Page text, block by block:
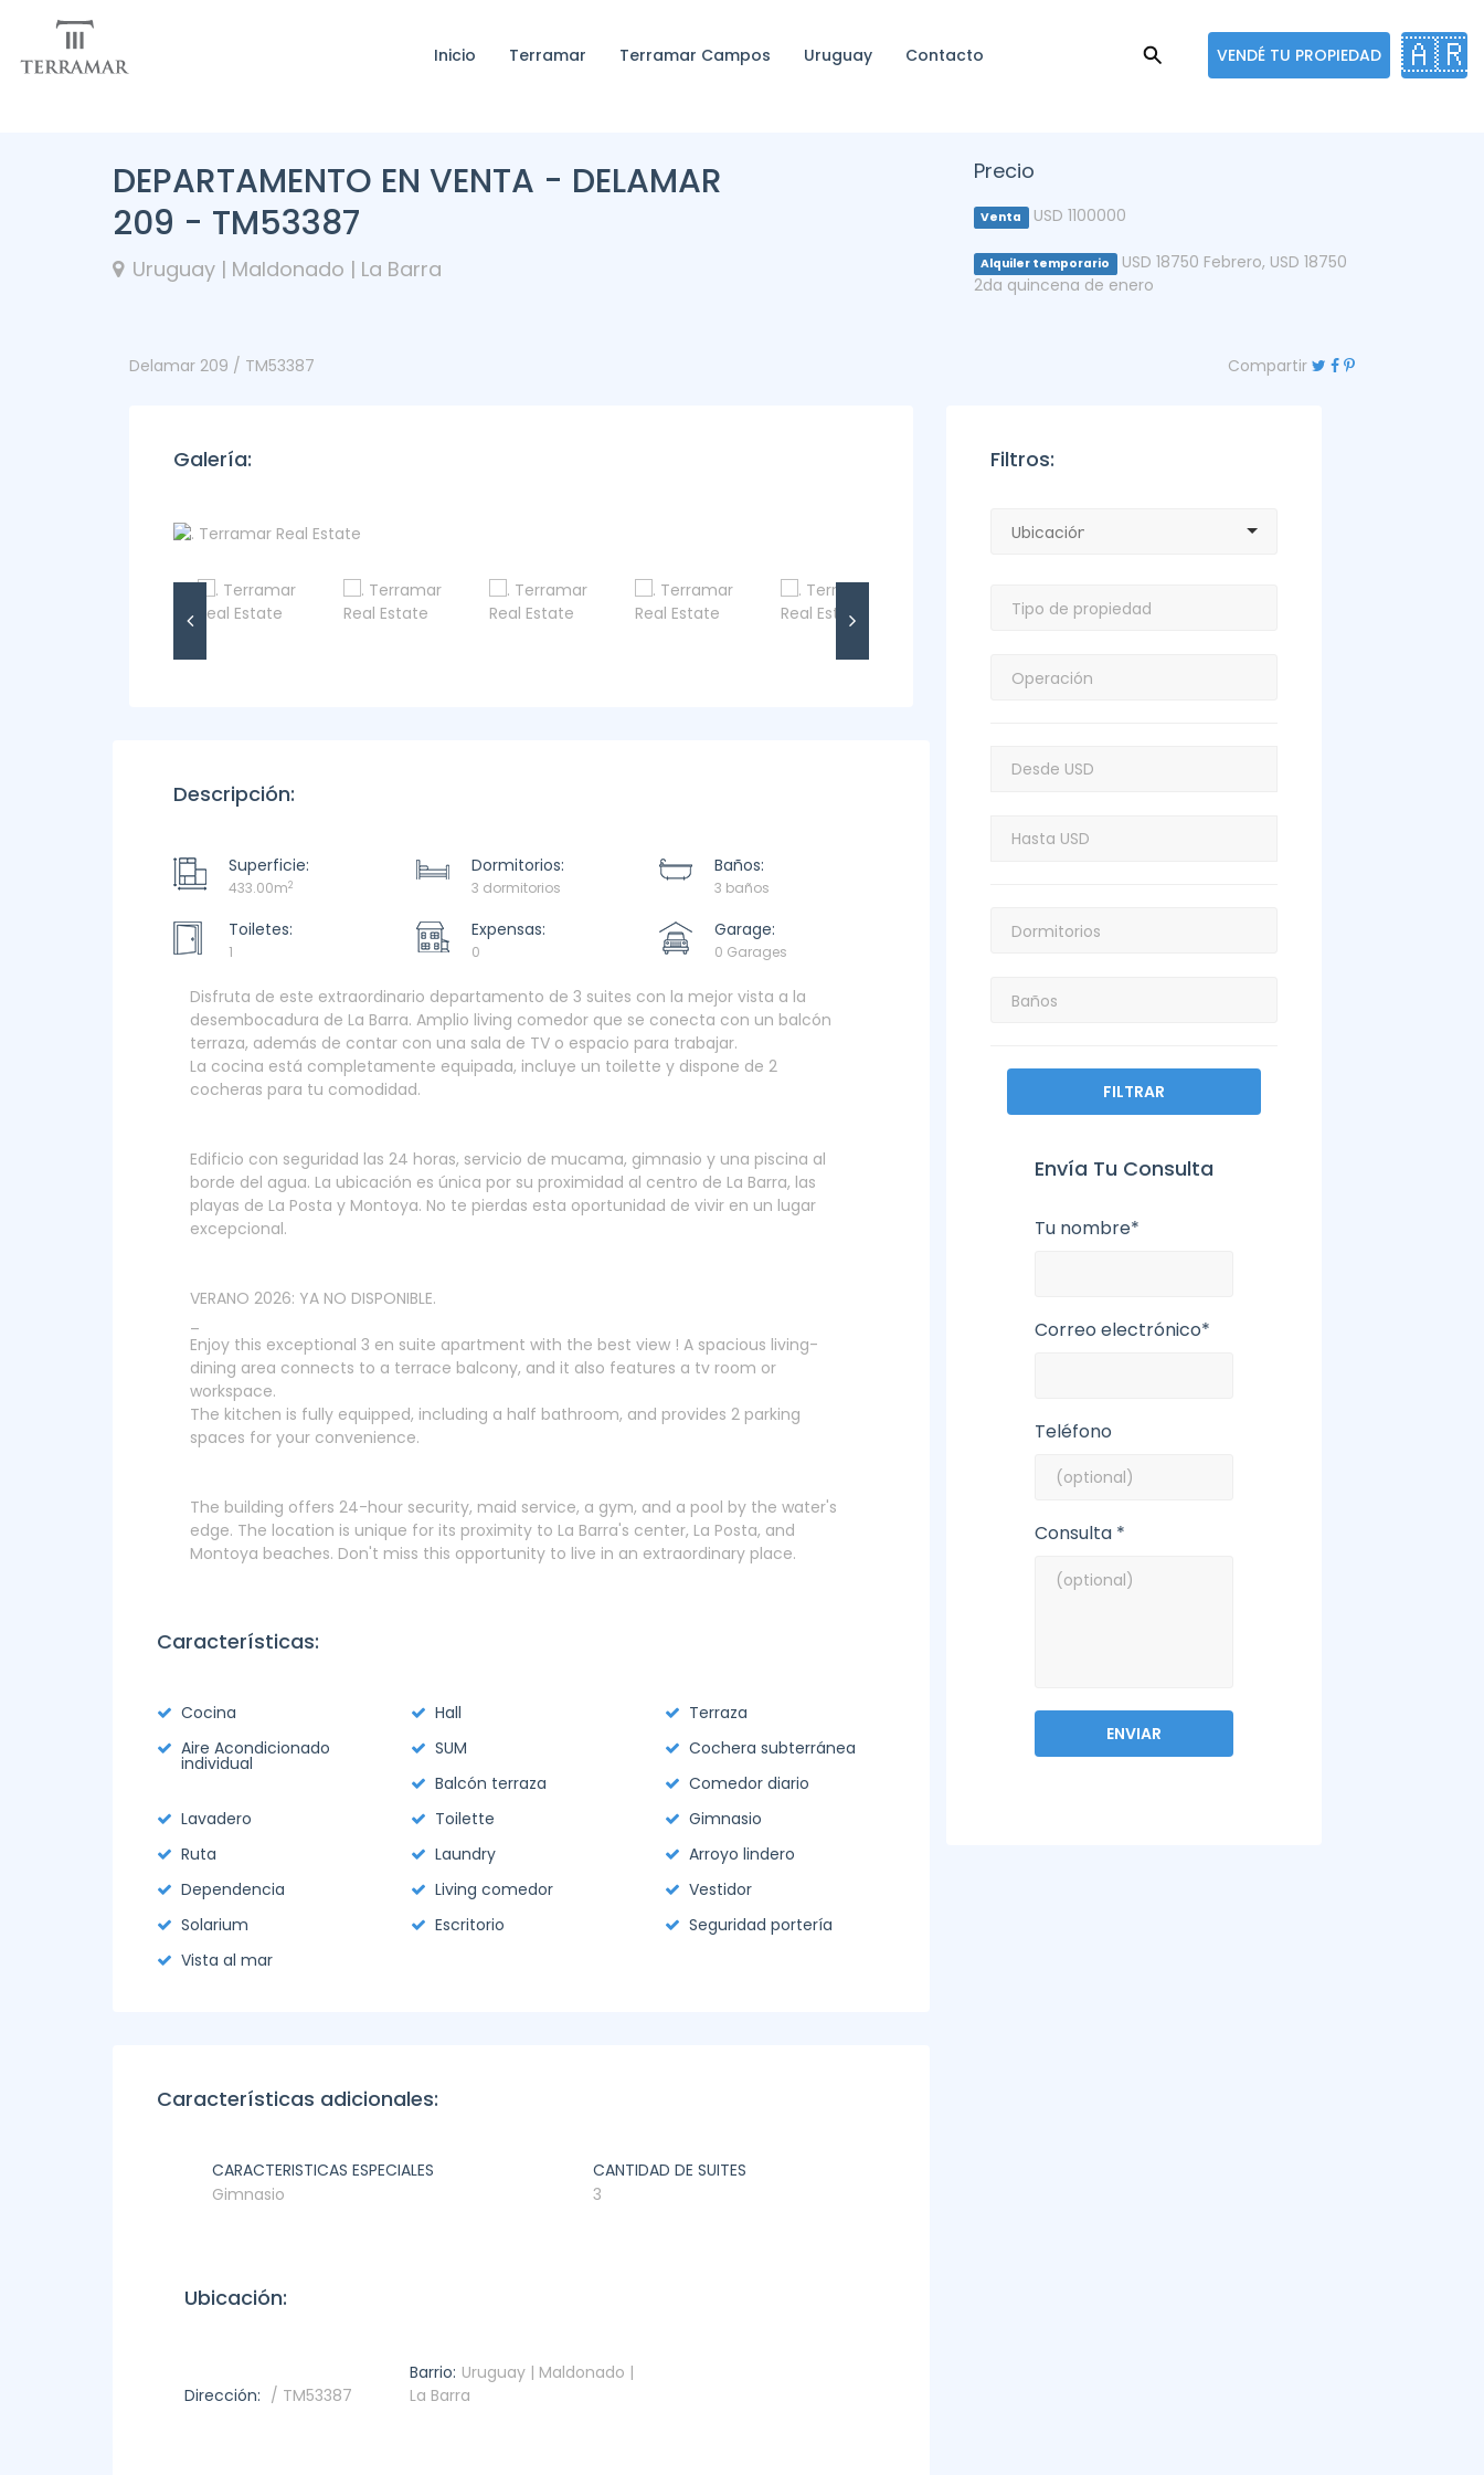
Inicio Terramar Terramar Campos Uruguay Contacto VENDÉ TU PROPIEDAD 🇦🇷
DEPARTAMENTO EN VENTA - DELAMAR
209 - TM53387
Uruguay | Maldonado | La Barra
Precio
Venta USD 1100000
Alquiler temporario USD 18750 Febrero, USD 18750
2da quincena de enero
Delamar 209 / TM53387 Compartir
Galería:
Descripción:
Superficie:
433.00m2
Dormitorios:
3 dormitorios
Baños:
3 baños
Toiletes:
1
Expensas:
0
Garage:
0 Garages
Disfruta de este extraordinario departamento de 3 suites con la mejor vista a la
desembocadura de La Barra. Amplio living comedor que se conecta con un balcón
terraza, además de contar con una sala de TV o espacio para trabajar.
La cocina está completamente equipada, incluye un toilette y dispone de 2
cocheras para tu comodidad.
Edificio con seguridad las 24 horas, servicio de mucama, gimnasio y una piscina al
borde del agua. La ubicación es única por su proximidad al centro de La Barra, las
playas de La Posta y Montoya. No te pierdas esta oportunidad de vivir en un lugar
excepcional.
VERANO 2026: YA NO DISPONIBLE.
Enjoy this exceptional 3 en suite apartment with the best view ! A spacious living-
dining area connects to a terrace balcony, and it also features a tv room or
workspace.
The kitchen is fully equipped, including a half bathroom, and provides 2 parking
spaces for your convenience.
The building offers 24-hour security, maid service, a gym, and a pool by the water's
edge. The location is unique for its proximity to La Barra's center, La Posta, and
Montoya beaches. Don't miss this opportunity to live in an extraordinary place.
Características:
Cocina Hall
Terraza
Aire Acondicionado
individual
SUM
Cochera subterránea
Balcón terraza
Comedor diario
Lavadero
Toilette
Gimnasio
Ruta
Laundry
Arroyo lindero
Dependencia
Living comedor
Vestidor
Solarium
Escritorio
Seguridad portería
Vista al mar
Características adicionales:
CARACTERISTICAS ESPECIALES
Gimnasio
CANTIDAD DE SUITES
3
Ubicación:
Dirección: / TM53387
Barrio: Uruguay | Maldonado |
La Barra
Filtros:
FILTRAR
Envía Tu Consulta
Tu nombre*
Correo electrónico*
Teléfono
Consulta *